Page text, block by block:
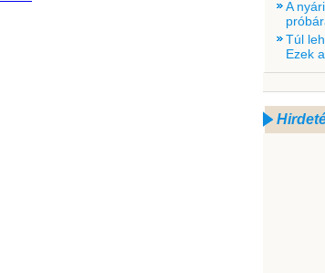
A
Túl
Ezek